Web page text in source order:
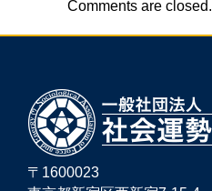
Comments are closed.
〒1600023